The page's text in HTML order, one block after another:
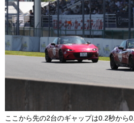
ここから先の2台のギャップは0.2秒から